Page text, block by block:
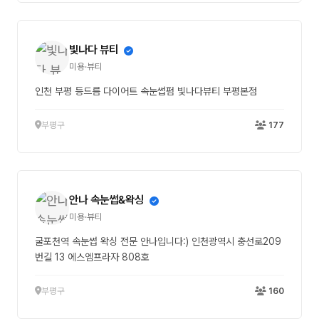
빛나다 뷰티
미용·뷰티
인천 부평 등드름 다이어트 속눈썹펌 빛나다뷰티 부평본점
부평구 177
안나 속눈썹&왁싱
미용·뷰티
굴포천역 속눈썹 왁싱 전문 안나입니다:) 인천광역시 충선로209
번길 13 에스엠프라자 808호
부평구 160